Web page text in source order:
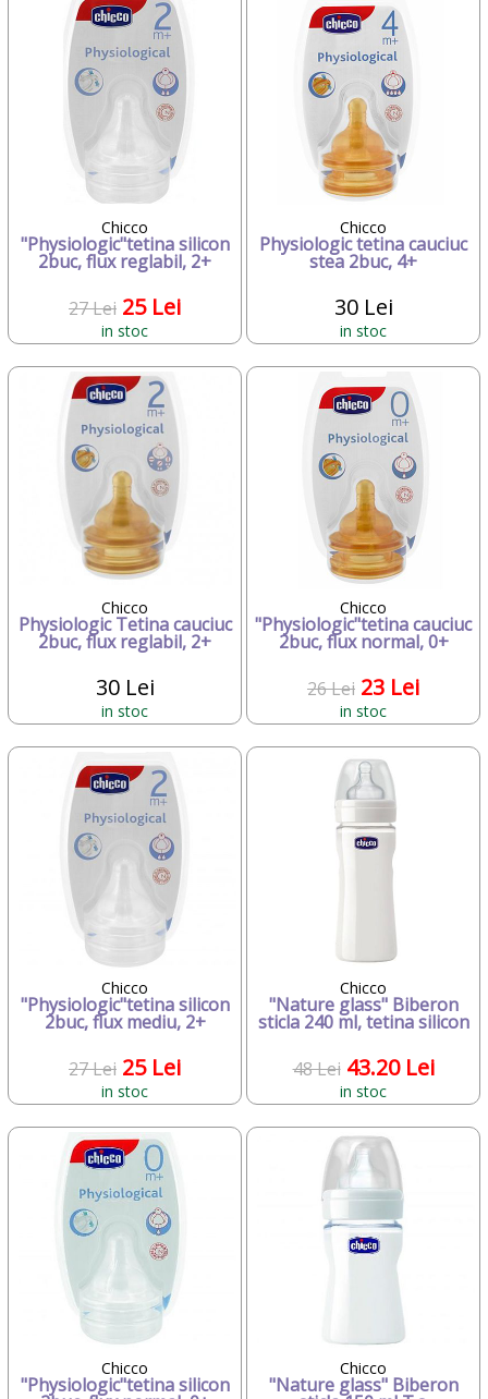
Chicco
"Physiologic"tetina silicon
2buc, flux reglabil, 2+
27 Lei 25 Lei
in stoc
Chicco
Physiologic tetina cauciuc
stea 2buc, 4+
30 Lei
in stoc
Chicco
Physiologic Tetina cauciuc
2buc, flux reglabil, 2+
30 Lei
in stoc
Chicco
"Physiologic"tetina cauciuc
2buc, flux normal, 0+
26 Lei 23 Lei
in stoc
Chicco
"Physiologic"tetina silicon
2buc, flux mediu, 2+
27 Lei 25 Lei
in stoc
Chicco
"Nature glass" Biberon
sticla 240 ml, tetina silicon
48 Lei 43.20 Lei
in stoc
Chicco
"Physiologic"tetina silicon
Chicco
"Nature glass" Biberon